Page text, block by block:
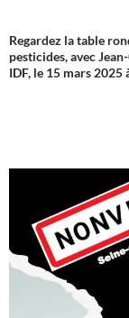
Regardez la table
pesticides, avec
IDF, le 15 mars 2025